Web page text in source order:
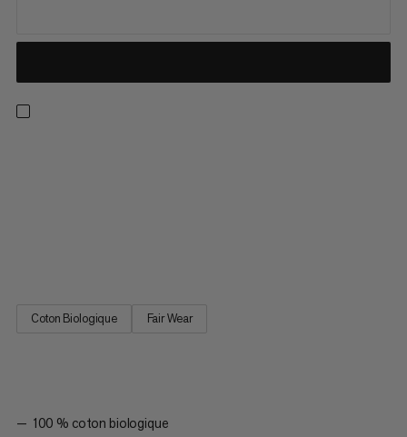
Coton Biologique Fair Wear
100 % coton biologique